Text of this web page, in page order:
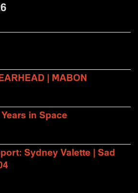
| MABON
in Space
Sydney Valette | Sad